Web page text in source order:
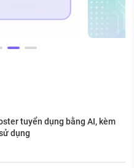
tuyển dụng bằng AI, kèm
dụng